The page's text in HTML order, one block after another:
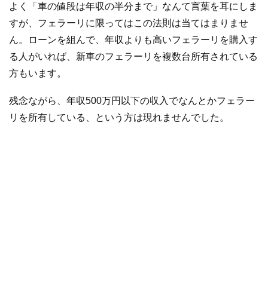
よく「車の値段は年収の半分まで」なんて言葉を耳にしま
すが、フェラーリに限ってはこの法則は当てはまりませ
ん。ローンを組んで、年収よりも高いフェラーリを購入す
る人がいれば、新車のフェラーリを複数台所有されている
方もいます。
残念ながら、年収500万円以下の収入でなんとかフェラー
リを所有している、という方は現れませんでした。